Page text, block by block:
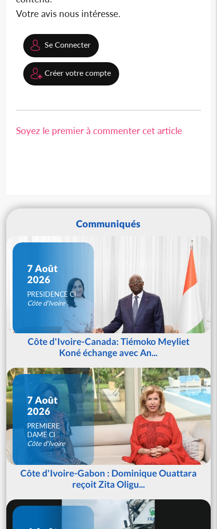
Votre avis nous intéresse.
Se Connecter
Créer votre compte
Soyez le premier à commenter cet article
Communiqués
7 Août
2026
PRESIDENCE CI
Côte d'Ivoire
Côte d'Ivoire-Canada: Tiémoko Meyliet
Koné échange avec An...
7 Août
2026
PREMIERE
DAME CI
Côte d'Ivoire
Côte d'Ivoire-Gabon : Dominique Ouattara
reçoit Zita Oligu...